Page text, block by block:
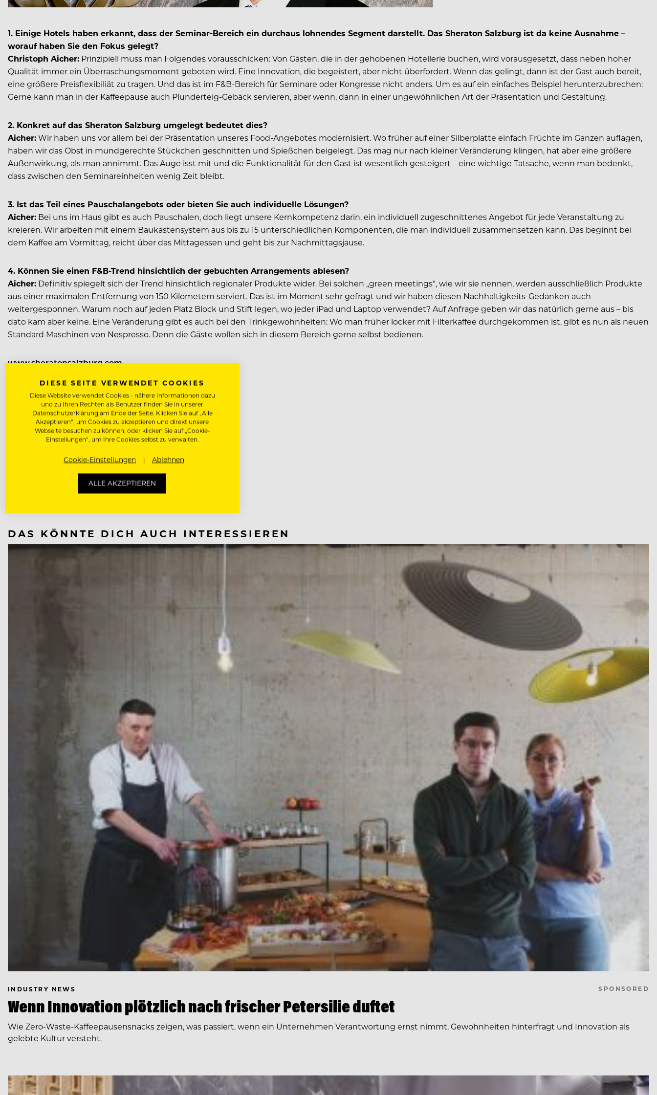
1. Einige Hotels haben erkannt, dass der Seminar-Bereich ein durchaus lohnendes Segment darstellt. Das Sheraton Salzburg ist da keine Ausnahme –
worauf haben Sie den Fokus gelegt?
Christoph Aicher: Prinzipiell muss man Folgendes vorausschicken: Von Gästen, die in der gehobenen Hotellerie buchen, wird vorausgesetzt, dass neben hoher
Qualität immer ein Überraschungsmoment geboten wird. Eine Innovation, die begeistert, aber nicht überfordert. Wenn das gelingt, dann ist der Gast auch bereit,
eine größere Preisflexibiliät zu tragen. Und das ist im F&B-Bereich für Seminare oder Kongresse nicht anders. Um es auf ein einfaches Beispiel herunterzubrechen:
Gerne kann man in der Kaffeepause auch Plunderteig-Gebäck servieren, aber wenn, dann in einer ungewöhnlichen Art der Präsentation und Gestaltung.
2. Konkret auf das Sheraton Salzburg umgelegt bedeutet dies?
Aicher:Wir haben uns vor allem bei der Präsentation unseres Food-Angebotes modernisiert. Wo früher auf einer Silberplatte einfach Früchte im Ganzen auflagen,
haben wir das Obst in mundgerechte Stückchen geschnitten und Spießchen beigelegt. Das mag nur nach kleiner Veränderung klingen, hat aber eine größere
Außenwirkung, als man annimmt. Das Auge isst mit und die Funktionalität für den Gast ist wesentlich gesteigert – eine wichtige Tatsache, wenn man bedenkt,
dass zwischen den Seminareinheiten wenig Zeit bleibt.
3. Ist das Teil eines Pauschalangebots oder bieten Sie auch individuelle Lösungen?
Aicher: Bei uns im Haus gibt es auch Pauschalen, doch liegt unsere Kernkompetenz darin, ein individuell zugeschnittenes Angebot für jede Veranstaltung zu
kreieren. Wir arbeiten mit einem Baukastensystem aus bis zu 15 unterschiedlichen Komponenten, die man individuell zusammensetzen kann. Das beginnt bei
dem Kaffee am Vormittag, reicht über das Mittagessen und geht bis zur Nachmittagsjause.
4. Können Sie einen F&B-Trend hinsichtlich der gebuchten Arrangements ablesen?
Aicher: Definitiv spiegelt sich der Trend hinsichtlich regionaler Produkte wider. Bei solchen „green meetings“, wie wir sie nennen, werden ausschließlich Produkte
aus einer maximalen Entfernung von 150 Kilometern serviert. Das ist im Moment sehr gefragt und wir haben diesen Nachhaltigkeits-Gedanken auch
weitergesponnen. Warum noch auf jeden Platz Block und Stift legen, wo jeder iPad und Laptop verwendet? Auf Anfrage geben wir das natürlich gerne aus – bis
dato kam aber keine. Eine Veränderung gibt es auch bei den Trinkgewohnheiten: Wo man früher locker mit Filterkaffee durchgekommen ist, gibt es nun als neuen
Standard Maschinen von Nespresso. Denn die Gäste wollen sich in diesem Bereich gerne selbst bedienen.
www.sheratonsalzburg.com
WERBUNG
NÄCHSTER ARTIKEL
VORHERIGER ARTIKEL
DAS KÖNNTE DICH AUCH INTERESSIEREN
INDUSTRY NEWS SPONSORED
Wenn Innovation plötzlich nach frischer Petersilie duftet
Wie Zero-Waste-Kaffeepausensnacks zeigen, was passiert, wenn ein Unternehmen Verantwortung ernst nimmt, Gewohnheiten hinterfragt und Innovation als
gelebte Kultur versteht.
DIESE SEITE VERWENDET COOKIES
Diese Website verwendet Cookies - nähere Informationen dazu
und zu Ihren Rechten als Benutzer finden Sie in unserer
Datenschutzerklärung am Ende der Seite. Klicken Sie auf „Alle
Akzeptieren“, um Cookies zu akzeptieren und direkt unsere
Webseite besuchen zu können, oder klicken Sie auf „Cookie-
Einstellungen“, um Ihre Cookies selbst zu verwalten.
Cookie-Einstellungen Ablehnen
ALLE AKZEPTIEREN